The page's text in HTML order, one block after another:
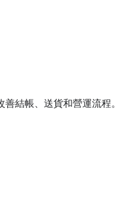
結帳、送貨和營運流程。